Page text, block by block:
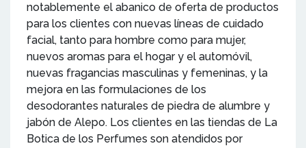
notablemente el abanico de oferta de productos
para los clientes con nuevas líneas de cuidado
facial, tanto para hombre como para mujer,
nuevos aromas para el hogar y el automóvil,
nuevas fragancias masculinas y femeninas, y la
mejora en las formulaciones de los
desodorantes naturales de piedra de alumbre y
jabón de Alepo. Los clientes en las tiendas de La
Botica de los Perfumes son atendidos por